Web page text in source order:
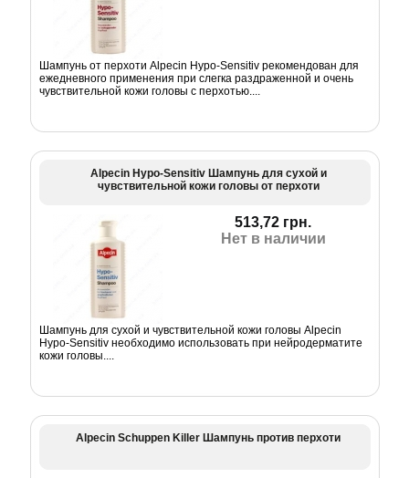
Шампунь от перхоти Alpecin Hypo-Sensitiv рекомендован для
ежедневного применения при слегка раздраженной и очень
чувствительной кожи головы с перхотью....
Alpecin Hypo-Sensitiv Шампунь для сухой и
чувствительной кожи головы от перхоти
513,72 грн.
Нет в наличии
Шампунь для сухой и чувствительной кожи головы Alpecin
Hypo-Sensitiv необходимо использовать при нейродерматите
кожи головы....
Alpecin Schuppen Killer Шампунь против перхоти